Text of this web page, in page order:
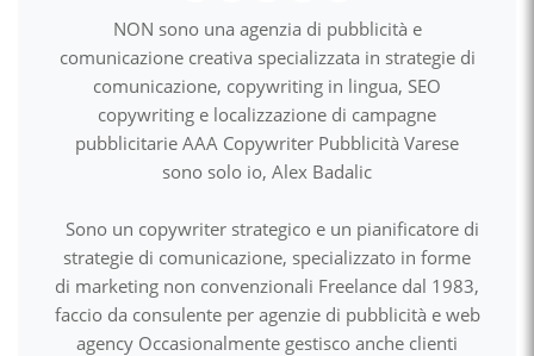
NON sono una agenzia di pubblicità e
comunicazione creativa specializzata in strategie di
comunicazione, copywriting in lingua, SEO
copywriting e localizzazione di campagne
pubblicitarie AAA Copywriter Pubblicità Varese
sono solo io, Alex Badalic
Sono un copywriter strategico e un pianificatore di
strategie di comunicazione, specializzato in forme
di marketing non convenzionali Freelance dal 1983,
faccio da consulente per agenzie di pubblicità e web
agency Occasionalmente gestisco anche clienti